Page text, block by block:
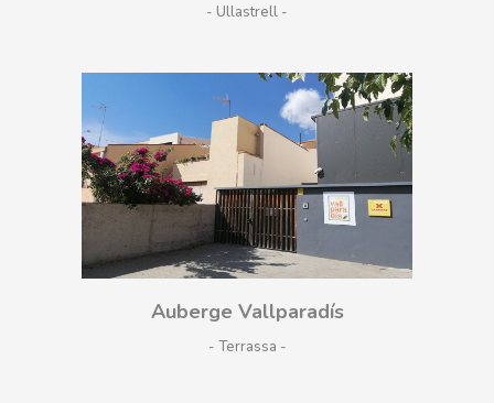
- Ullastrell
Auberge Vallparadís
- Terrassa